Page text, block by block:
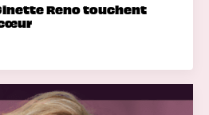
Reno touchent